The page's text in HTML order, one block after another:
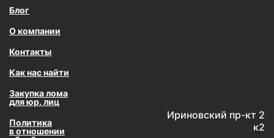
Блог
О компании
Контакты
Как нас найти
Закупка лома
для юр. лиц
Политика
в отношении
Ириновский пр-кт 2
к2